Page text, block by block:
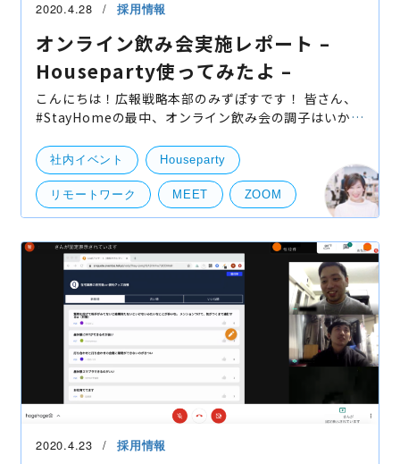
2020.4.28 採用情報
オンライン飲み会実施レポート –
Houseparty使ってみたよ –
こんにちは！広報戦略本部のみずぽすです！ 皆さん、
#StayHomeの最中、オンライン飲み会の調子はいかが
ワークへの挑戦を続けてきました。そして、いち早く
オンライ
社内イベント Houseparty
リモートワーク MEET ZOOM
リモート飲み
2020.4.23 採用情報